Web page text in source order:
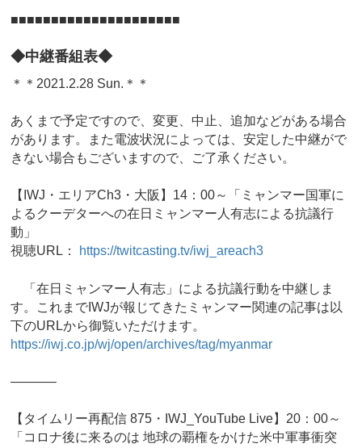
■■■■■■■■■■■■■■■■■■■■■
◆中継番組表◆
＊＊2021.2.28 Sun.＊＊
あくまで予定ですので、変更、中止、追加などがある場合
があります。また電波状況によっては、安定した中継がで
きない場合もございますので、ご了承ください。
【IWJ・エリアCh3・大阪】14：00～「ミャンマー国軍に
よるクーデターへの在日ミャンマー人有志による抗議行
動」
視聴URL： https://twitcasting.tv/iwj_areach3
「在日ミャンマー人有志」による抗議行動を中継しま
す。これまでIWJが報じてきたミャンマー関連の記事は以
下のURLから御覧いただけます。
https://iwj.co.jp/wj/open/archives/tag/myanmar
———–
【タイムリー再配信 875・IWJ_YouTube Live】20：00～
「コロナ後に来るのは 地球の覇権をかけた米中軍事衝突